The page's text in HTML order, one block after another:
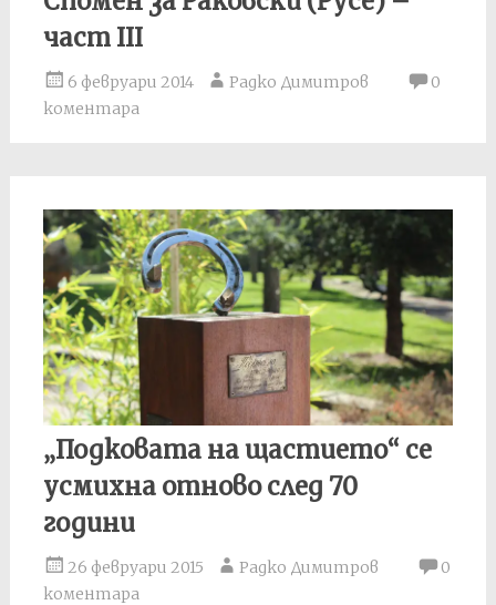
част III
6 февруари 2014 Радко Димитров
0
коментара
„Подковата на щастието“ се
усмихна отново след 70
години
26 февруари 2015 Радко Димитров
0
коментара